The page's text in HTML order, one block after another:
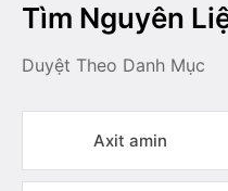
Tìm Nguyên
Duyệt Theo Danh Mục
Axit amin